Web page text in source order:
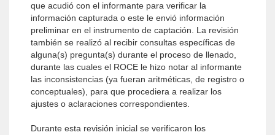
que acudió con el informante para verificar la
información capturada o este le envió información
preliminar en el instrumento de captación. La revisión
también se realizó al recibir consultas específicas de
alguna(s) pregunta(s) durante el proceso de llenado,
durante las cuales el ROCE le hizo notar al informante
las inconsistencias (ya fueran aritméticas, de registro o
conceptuales), para que procediera a realizar los
ajustes o aclaraciones correspondientes.
Durante esta revisión inicial se verificaron los